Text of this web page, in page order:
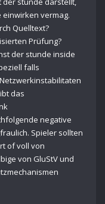
vermag.
Quelltext?
Prüfung?
der stunde inside
falls
das
negative
Spieler sollten
of voll von
von GluStV und